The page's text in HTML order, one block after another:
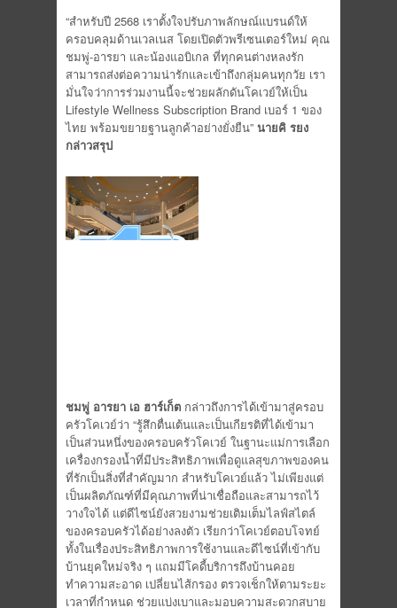
“สำหรับปี 2568 เราตั้งใจปรับภาพลักษณ์แบรนด์ให้
ครอบคลุมด้านเวลเนส โดยเปิดตัวพรีเซนเตอร์ใหม่ คุณ
ชมพู่-อารยา และน้องแอบิเกล ที่ทุกคนต่างหลงรัก
สามารถส่งต่อความน่ารักและเข้าถึงกลุ่มคนทุกวัย เรา
มั่นใจว่าการร่วมงานนี้จะช่วยผลักดันโคเวย์ให้เป็น
Lifestyle Wellness Subscription Brand เบอร์ 1 ของ
ไทย พร้อมขยายฐานลูกค้าอย่างยั่งยืน” นายคิ รยง
กล่าวสรุป
ชมพู่ อารยา เอ ฮาร์เก็ต กล่าวถึงการได้เข้ามาสู่ครอบ
ครัวโคเวย์ว่า “รู้สึกตื่นเต้นและเป็นเกียรติที่ได้เข้ามา
เป็นส่วนหนึ่งของครอบครัวโคเวย์ ในฐานะแม่การเลือก
เครื่องกรองน้ำที่มีประสิทธิภาพเพื่อดูแลสุขภาพของคน
ที่รักเป็นสิ่งที่สำคัญมาก สำหรับโคเวย์แล้ว ไม่เพียงแต่
เป็นผลิตภัณฑ์ที่มีคุณภาพที่น่าเชื่อถือและสามารถไว้
วางใจได้ แต่ดีไซน์ยังสวยงามช่วยเติมเต็มไลฟ์สไตล์
ของครอบครัวได้อย่างลงตัว เรียกว่าโคเวย์ตอบโจทย์
ทั้งในเรื่องประสิทธิภาพการใช้งานและดีไซน์ที่เข้ากับ
บ้านยุคใหม่จริง ๆ แถมมีโคดี้บริการถึงบ้านคอย
ทำความสะอาด เปลี่ยนไส้กรอง ตรวจเช็กให้ตามระยะ
เวลาที่กำหนด ช่วยแบ่งเบาและมอบความสะดวกสบาย